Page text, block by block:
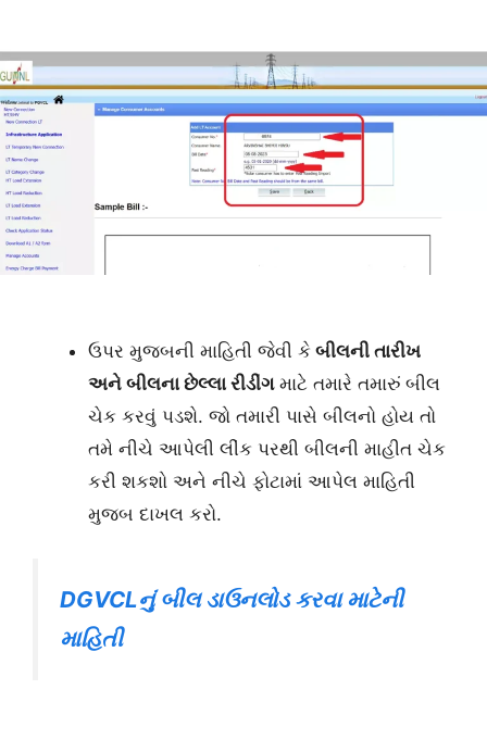
ઉપર મુજબની માહિતી જેવી કે બીલની તારીખ
અને બીલના છેલ્લા રીડીંગમાટે તમારે તમારું બીલ
ચેક કરવું પડશે. જો તમારી પાસે બીલનો હોય તો
તમે નીચે આપેલી લીંક પરથી બીલની માહીત ચેક
કરી શકશો અને નીચે ફોટામાં આપેલ માહિતી
મુજબ દાખલ કરો.
DGVCLનું બીલ ડાઉનલોડ કરવા માટેની
માહિતી